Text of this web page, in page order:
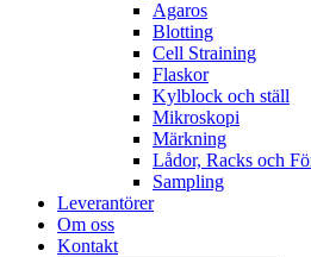
Agaros
Blotting
Cell Straining
Flaskor
Kylblock och ställ
Mikroskopi
Märkning
Lådor, Racks och
Sampling
Leverantörer
Om oss
Kontakt